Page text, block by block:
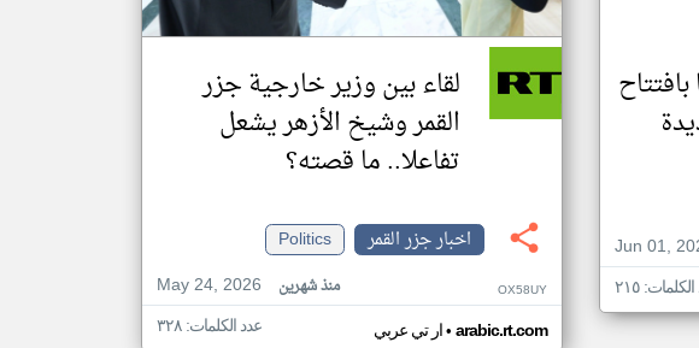
Jun 01,
٢١٥
لقاء بين وزير خارجية جزر
القمر وشيخ الأزهر يشعل
تفاعلا.. ما قصته؟
اخبار جزر القمر
Politics
May 24, 2026
منذ شهرين OX58UY
ار تي عربي• arabic.rt.com عدد الكلمات: ٣٢٨